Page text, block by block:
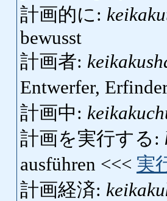
計画的に:
bewusst
計画者:
Entwerfer,
計画中:
計画を実行する:
ausführen <<< 実
計画経済: